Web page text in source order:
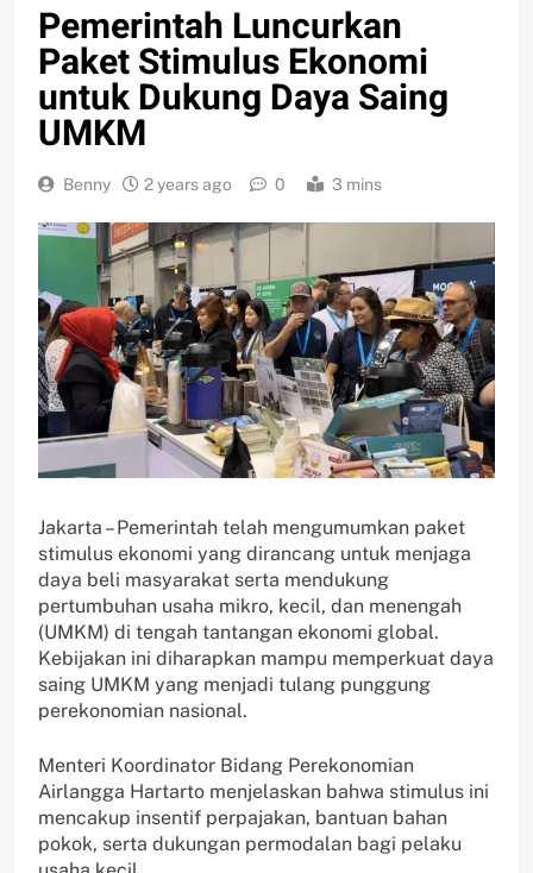
Pemerintah Luncurkan
Paket Stimulus Ekonomi
untuk Dukung Daya Saing
UMKM
Benny 2 years ago 0 3 mins
Jakarta – Pemerintah telah mengumumkan paket
stimulus ekonomi yang dirancang untuk menjaga
daya beli masyarakat serta mendukung
pertumbuhan usaha mikro, kecil, dan menengah
(UMKM) di tengah tantangan ekonomi global.
Kebijakan ini diharapkan mampu memperkuat daya
saing UMKM yang menjadi tulang punggung
perekonomian nasional.
Menteri Koordinator Bidang Perekonomian
Airlangga Hartarto menjelaskan bahwa stimulus ini
mencakup insentif perpajakan, bantuan bahan
pokok, serta dukungan permodalan bagi pelaku